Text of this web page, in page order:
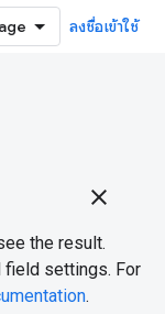
ลงชื่อเข้าใช้
ทั่วไป
คีย์ API ของ